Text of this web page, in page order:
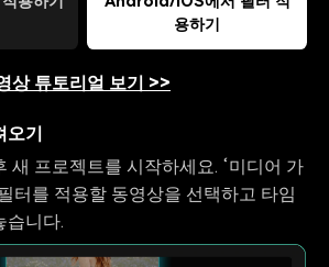
용하기
상 튜토리얼 보기 >>
오기
새 프로젝트를 시작하세요. ‘미디어 가
터를 적용할 동영상을 선택하고 타임
습니다.